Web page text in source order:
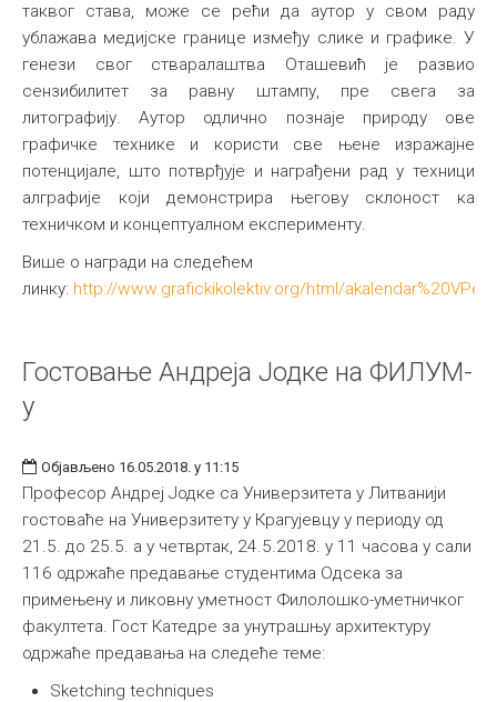
таквог става, може се рећи да аутор у свом раду
ублажава медијске границе између слике и графике. У
генези свог стваралаштва Оташевић је развио
сензибилитет за равну штампу, пре свега за
литографију. Аутор одлично познаје природу ове
графичке технике и користи све њене изражајне
потенцијале, што потврђује и награђени рад у техници
алграфије који демонстрира његову склоност ка
техничком и концептуалном експерименту.
Више о награди на следећем
линку: http://www.grafickikolektiv.org/html/
Гостовање Андреја Јодке на ФИЛУМ-
у
Објављено 16.05.2018. у 11:15
Професор Андреј Јодке са Универзитета у Литванији
гостоваће на Универзитету у Крагујевцу у периоду од
21.5. до 25.5. а у четвртак, 24.5.2018. у 11 часова у сали
116 одржаће предавање студентима Одсека за
примењену и ликовну уметност Филолошко-уметничког
факултета. Гост Катедре за унутрашњу архитектуру
одржаће предавања на следеће теме:
Sketching techniques